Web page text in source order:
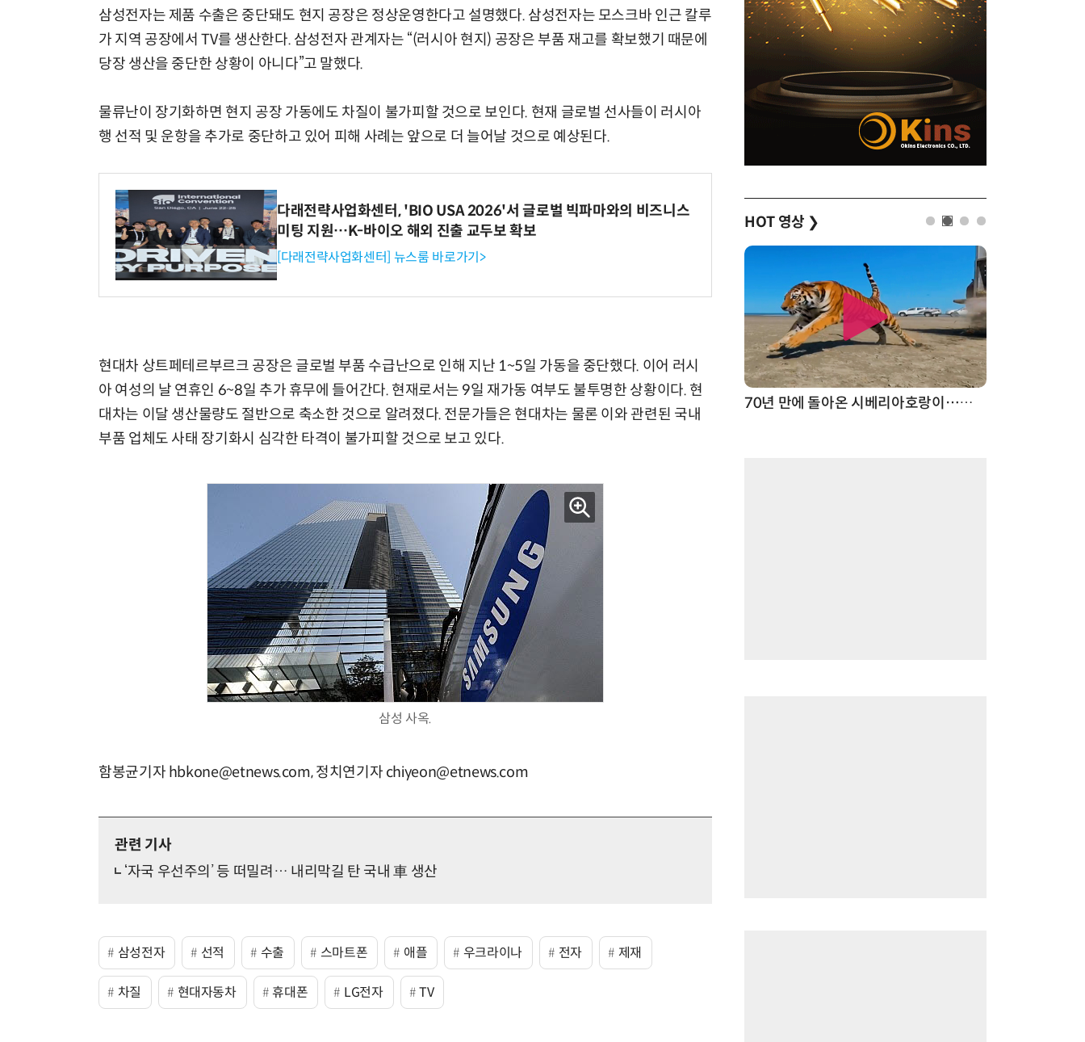
삼성전자는 제품 수출은 중단돼도 현지 공장은 정상운영한다고 설명했다. 삼성전자는 모스크바 인근 칼루
가 지역 공장에서 TV를 생산한다. 삼성전자 관계자는 “(러시아 현지) 공장은 부품 재고를 확보했기 때문에
당장 생산을 중단한 상황이 아니다”고 말했다.
물류난이 장기화하면 현지 공장 가동에도 차질이 불가피할 것으로 보인다. 현재 글로벌 선사들이 러시아
행 선적 및 운항을 추가로 중단하고 있어 피해 사례는 앞으로 더 늘어날 것으로 예상된다.
다래전략사업화센터, 'BIO USA 2026'서 글로벌 빅파마와의 비즈니스
미팅 지원…K-바이오 해외 진출 교두보 확보
[다래전략사업화센터] 뉴스룸 바로가기>
현대차 상트페테르부르크 공장은 글로벌 부품 수급난으로 인해 지난 1~5일 가동을 중단했다. 이어 러시
아 여성의 날 연휴인 6~8일 추가 휴무에 들어간다. 현재로서는 9일 재가동 여부도 불투명한 상황이다. 현
대차는 이달 생산물량도 절반으로 축소한 것으로 알려졌다. 전문가들은 현대차는 물론 이와 관련된 국내
부품 업체도 사태 장기화시 심각한 타격이 불가피할 것으로 보고 있다.
삼성 사옥.
함봉균기자 hbkone@etnews.com, 정치연기자 chiyeon@etnews.com
관련 기사
‘자국 우선주의’ 등 떠밀려… 내리막길 탄 국내 車 생산
삼성전자 선적 수출 스마트폰 애플 우크라이나 전자 제재
차질 현대자동차 휴대폰 LG전자 TV
HOT 영상 ❯
반려견 유골을 우주에 뿌렸다…GPS 추적기로 회수까지 성공 70년 만에 돌아온 시베리아호랑이…카자흐스탄 야생에 풀렸다